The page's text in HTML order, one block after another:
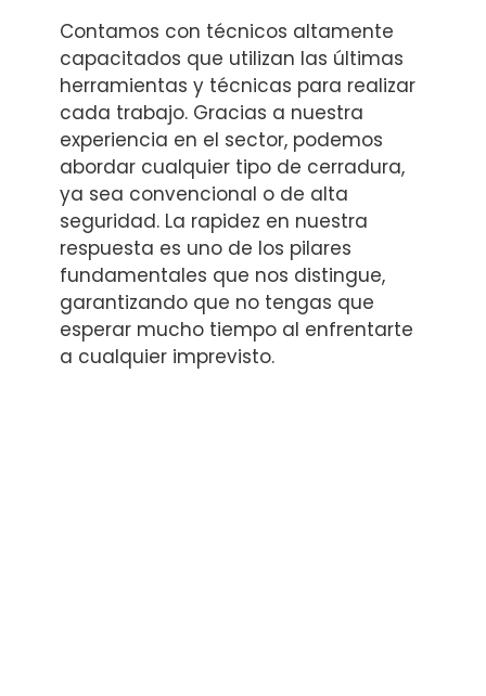
Contamos con técnicos altamente
capacitados que utilizan las últimas
herramientas y técnicas para realizar
cada trabajo. Gracias a nuestra
experiencia en el sector, podemos
abordar cualquier tipo de cerradura,
ya sea convencional o de alta
seguridad. La rapidez en nuestra
respuesta es uno de los pilares
fundamentales que nos distingue,
garantizando que no tengas que
esperar mucho tiempo al enfrentarte
a cualquier imprevisto.